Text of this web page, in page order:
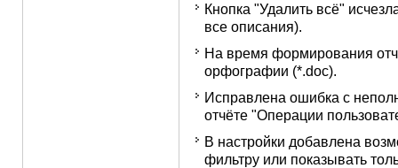
Кнопка "Удалить всё"
все описания).
На время формирования
орфографии (*.doc).
Исправлена ошибка с
отчёте "Операции
В настройки добавлена
фильтру или показывать